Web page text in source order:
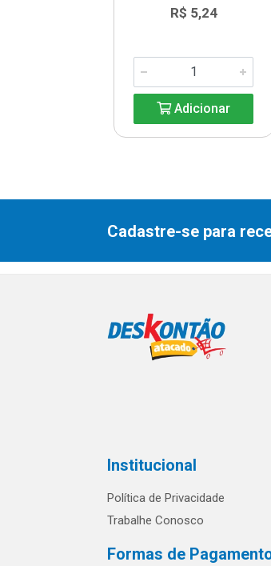
R$ 5,24
Adicionar
Cadastre-se para
Institucional
Política de Privacidade
Trabalhe Conosco
Formas de